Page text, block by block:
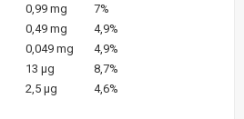
0,99 mg
7%
0,49 mg
4,9%
0,049 mg
4,9%
13 µg
8,7%
2,5 µg
4,6%